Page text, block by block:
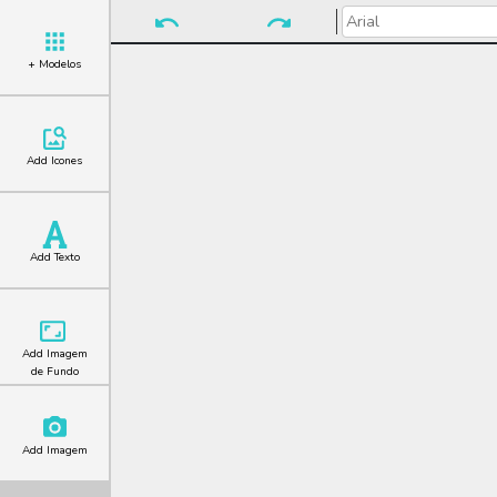
+ Modelos
Add Icones
Add Texto
Add Imagem
de Fundo
Add Imagem